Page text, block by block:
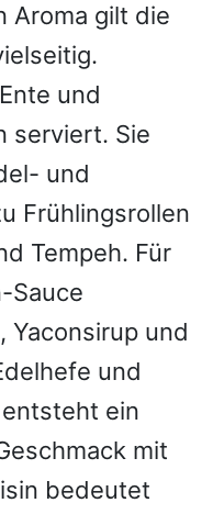
Aroma gilt die
und
serviert. Sie
und
Frühlingsrollen
Tempeh. Für
Sauce
Yaconsirup und
und
ein
mit
bedeutet